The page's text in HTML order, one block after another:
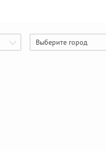
Выберите город